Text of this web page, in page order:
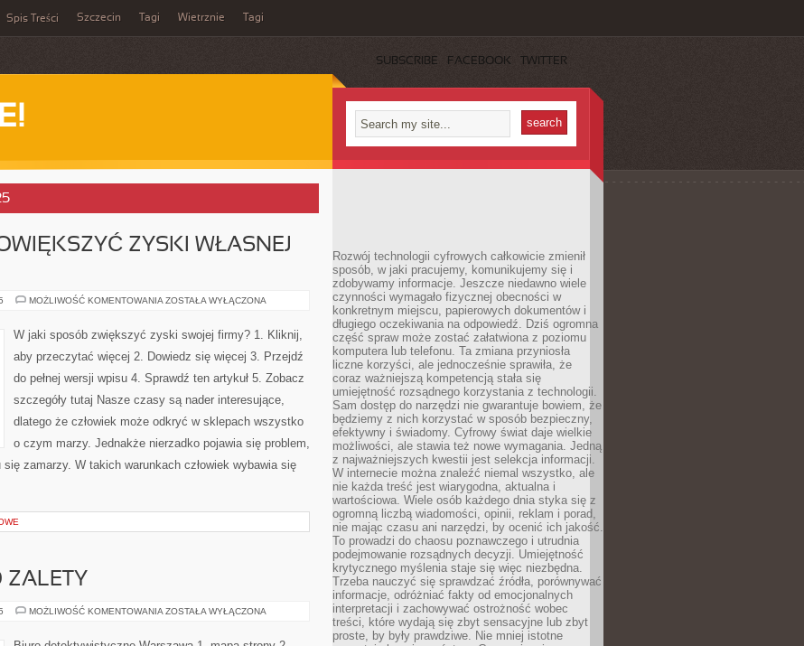
Spis Treści Szczecin Tagi Wietrznie Tagi
SUBSCRIBE FACEBOOK TWITTER
ZYSKI WŁASNEJ
MOŻLIWOŚĆ KOMENTOWANIA W
POWIĘKSZYĆ
ZYSKI
FIRMY?
ZOSTAŁA WYŁĄCZONA
W jaki sposób zwiększyć zyski swojej firmy? 1. Kliknij,
aby przeczytać więcej 2. Dowiedz się więcej 3. Przejdź
do pełnej wersji wpisu 4. Sprawdź ten artykuł 5. Zobacz
szczegóły tutaj Nasze czasy są nader interesujące,
dlatego że człowiek może odkryć w sklepach wszystko
o czym marzy. Jednakże nierzadko pojawia się problem,
zamarzy. W takich warunkach człowiek wybawia się
ZALETY
MOŻLIWOŚĆ KOMENTOWANIA PROVIDENT
ZALETY
ZOSTAŁA WYŁĄCZONA
Rozwój technologii cyfrowych całkowicie zmienił
sposób, w jaki pracujemy, komunikujemy się i
zdobywamy informacje. Jeszcze niedawno wiele
czynności wymagało fizycznej obecności w
konkretnym miejscu, papierowych dokumentów i
długiego oczekiwania na odpowiedź. Dziś ogromna
część spraw może zostać załatwiona z poziomu
komputera lub telefonu. Ta zmiana przyniosła
liczne korzyści, ale jednocześnie sprawiła, że
coraz ważniejszą kompetencją stała się
umiejętność rozsądnego korzystania z technologii.
Sam dostęp do narzędzi nie gwarantuje bowiem, że
będziemy z nich korzystać w sposób bezpieczny,
efektywny i świadomy. Cyfrowy świat daje wielkie
możliwości, ale stawia też nowe wymagania. Jedną
z najważniejszych kwestii jest selekcja informacji.
W internecie można znaleźć niemal wszystko, ale
nie każda treść jest wiarygodna, aktualna i
wartościowa. Wiele osób każdego dnia styka się z
ogromną liczbą wiadomości, opinii, reklam i porad,
nie mając czasu ani narzędzi, by ocenić ich jakość.
To prowadzi do chaosu poznawczego i utrudnia
podejmowanie rozsądnych decyzji. Umiejętność
krytycznego myślenia staje się więc niezbędna.
Trzeba nauczyć się sprawdzać źródła, porównywać
informacje, odróżniać fakty od emocjonalnych
interpretacji i zachowywać ostrożność wobec
treści, które wydają się zbyt sensacyjne lub zbyt
proste, by były prawdziwe. Nie mniej istotne